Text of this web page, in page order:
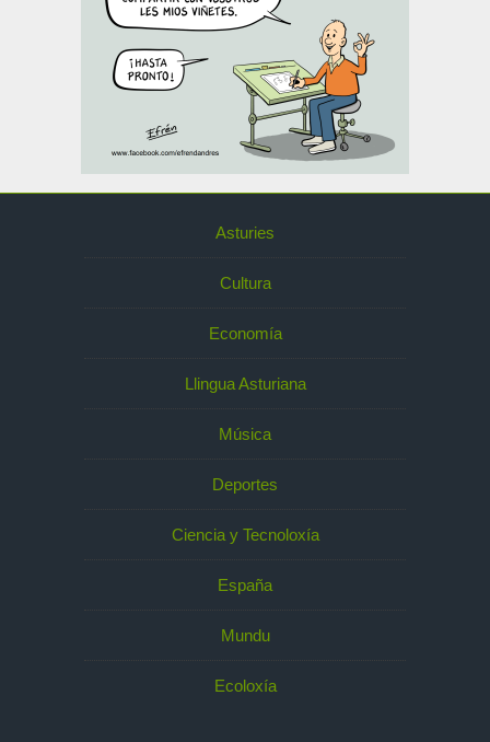
Asturies
Cultura
Economía
Llingua Asturiana
Música
Deportes
Ciencia y Tecnoloxía
España
Mundu
Ecoloxía